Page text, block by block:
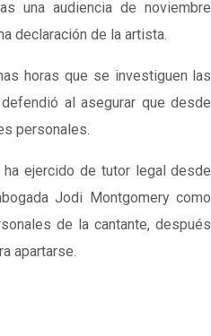
una audiencia de noviembre
declaración de la artista.
horas que se investiguen las
al asegurar que desde
personales.
ejercido de tutor legal desde
Jodi Montgomery como
de la cantante, después
apartarse.